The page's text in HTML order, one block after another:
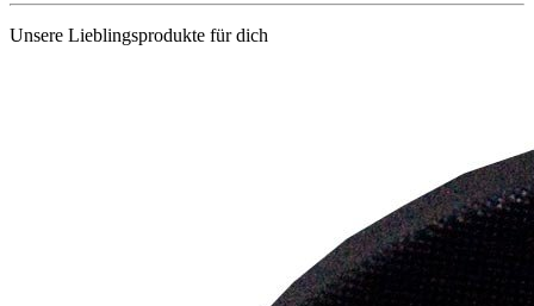
Unsere Lieblingsprodukte für dich